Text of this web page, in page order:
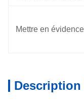
Mettre en